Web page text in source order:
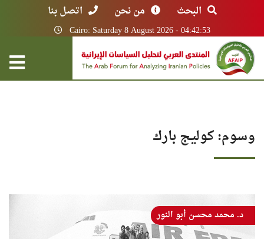
البحث من نحن اتصل بنا
Cairo: Saturday 8 August 2026 - 04:42:53
وسوم: كوليج بارك
د. محمد محسن أبو النور